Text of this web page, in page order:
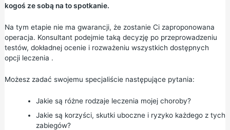
kogoś ze sobą na to spotkanie.
Na tym etapie nie ma gwarancji, że zostanie Ci zaproponowana
operacja. Konsultant podejmie taką decyzję po przeprowadzeniu
testów, dokładnej ocenie i rozważeniu wszystkich dostępnych
opcji leczenia .
Możesz zadać swojemu specjaliście następujące pytania:
Jakie są różne rodzaje leczenia mojej choroby?
Jakie są korzyści, skutki uboczne i ryzyko każdego z tych
zabiegów?